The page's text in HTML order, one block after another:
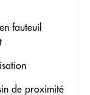
fauteuil
de proximité